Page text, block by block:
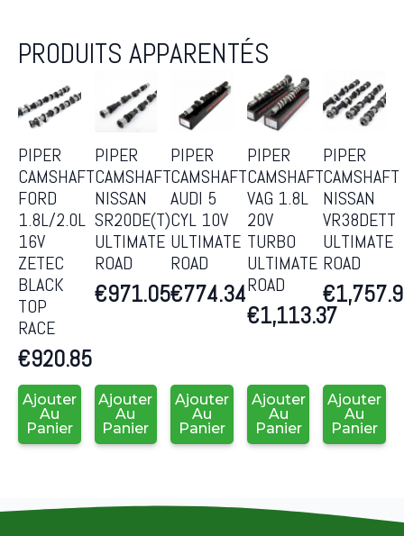
PRODUITS APPARENTÉS
PIPER
CAMSHAFT
FORD
1.8L/2.0L
16V
ZETEC
BLACK
TOP
RACE
€920.85
Ajouter
Au
Panier
PIPER
CAMSHAFT
NISSAN
SR20DE(T)
ULTIMATE
ROAD
€971.05
Ajouter
Au
Panier
PIPER
CAMSHAFT
AUDI 5
CYL 10V
ULTIMATE
ROAD
€774.34
Ajouter
Au
Panier
PIPER
CAMSHAFT
VAG 1.8L
20V
TURBO
ULTIMATE
ROAD
€1,113.37
Ajouter
Au
Panier
PIPER
CAMSHAFT
NISSAN
VR38DETT
ULTIMATE
ROAD
€
Ajouter
Au
Panier